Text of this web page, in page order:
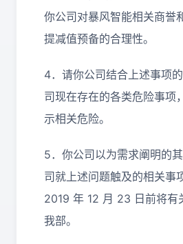
你公司对暴风智能相关商誉
提减值预备的合理性。
4．请你公司结合上述事项
司现在存在的各类危险事项
示相关危险。
5．你公司以为需求阐明的
司就上述问题触及的相关事
2019 年 12 月 23 日前将有
我部。